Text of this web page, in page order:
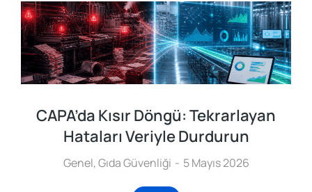
CAPA’da Kısır Döngü: Tekrarlayan
Hataları Veriyle Durdurun
Genel,Gıda Güvenliği 5 Mayıs 2026